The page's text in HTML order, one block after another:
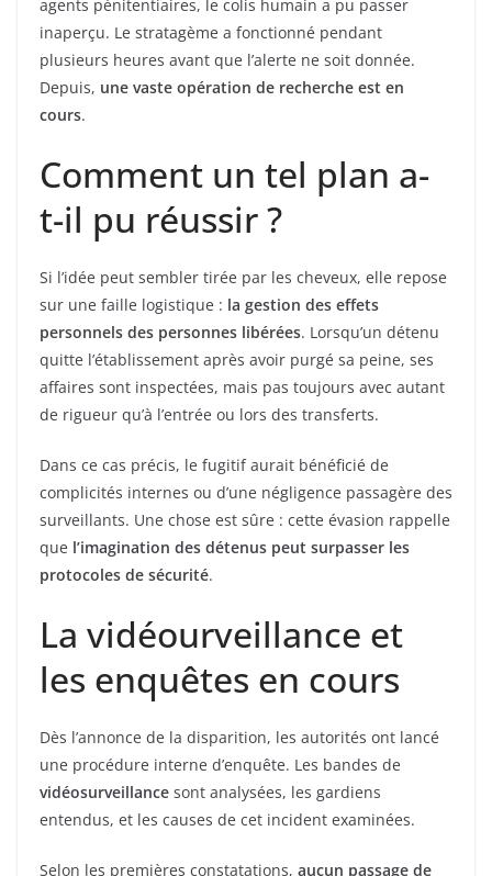
agents pénitentiaires, le colis humain a pu passer
inaperçu. Le stratagème a fonctionné pendant
plusieurs heures avant que l’alerte ne soit donnée.
Depuis, une vaste opération de recherche est en
cours.
Comment un tel plan a-
t-il pu réussir ?
Si l’idée peut sembler tirée par les cheveux, elle repose
sur une faille logistique : la gestion des effets
personnels des personnes libérées. Lorsqu’un détenu
quitte l’établissement après avoir purgé sa peine, ses
affaires sont inspectées, mais pas toujours avec autant
de rigueur qu’à l’entrée ou lors des transferts.
Dans ce cas précis, le fugitif aurait bénéficié de
complicités internes ou d’une négligence passagère des
surveillants. Une chose est sûre : cette évasion rappelle
que l’imagination des détenus peut surpasser les
protocoles de sécurité.
La vidéourveillance et
les enquêtes en cours
Dès l’annonce de la disparition, les autorités ont lancé
une procédure interne d’enquête. Les bandes de
vidéosurveillance sont analysées, les gardiens
entendus, et les causes de cet incident examinées.
Selon les premières constatations, aucun passage de